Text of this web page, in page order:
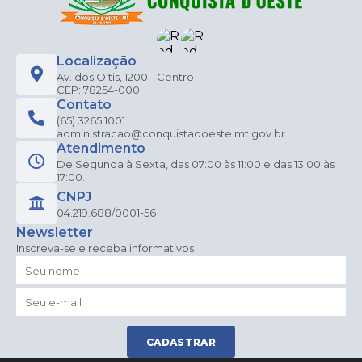
Localização
Av. dos Oitis, 1200 - Centro
CEP: 78254-000
Contato
(65) 3265 1001
administracao@conquistadoeste.mt.gov.br
Atendimento
De Segunda à Sexta, das 07:00 às 11:00 e das 13:00 às
17:00.
CNPJ
04.219.688/0001-56
Newsletter
Inscreva-se e receba informativos
CADASTRAR